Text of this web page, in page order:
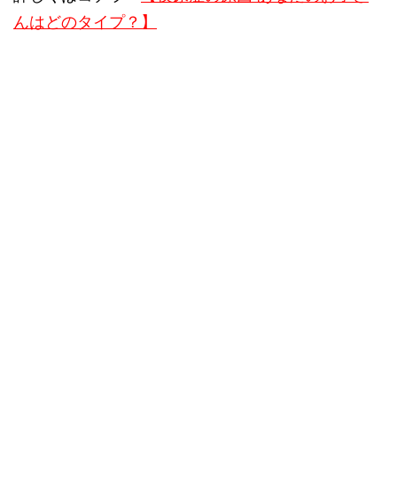
んはどのタイプ？】